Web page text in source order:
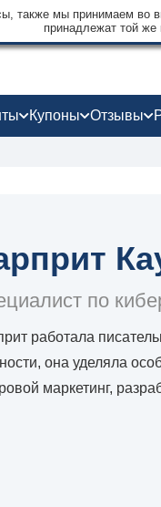
также мы принимаем во
принадлежат той
Купоны Отзывы
по
работала
она уделяла
маркетинг,